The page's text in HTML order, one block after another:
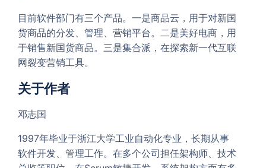
目前软件部门有三个产品。一是商品云，用于对新国
货商品的分发、管理、营销平台。二是美好电商，用
于销售新国货商品。三是集合派，在探索新一代互联
网裂变营销工具。
关于作者
邓志国
1997年毕业于浙江大学工业自动化专业，长期从事
软件开发、管理工作。在多个公司担任架构师、技术